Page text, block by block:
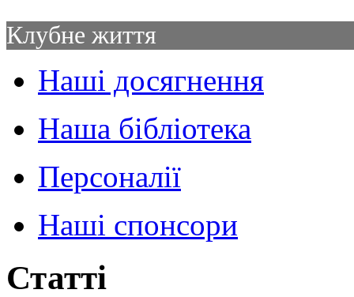
Клубне життя
Наші досягнення
Наша бібліотека
Персоналії
Наші спонсори
Статті